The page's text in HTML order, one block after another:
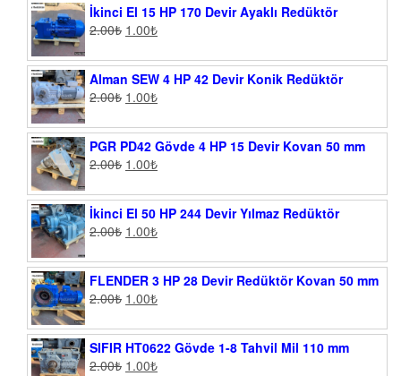
İkinci El 15 HP 170 Devir Ayaklı Redüktör
2.00₺ 1.00₺
Alman SEW 4 HP 42 Devir Konik Redüktör
2.00₺ 1.00₺
PGR PD42 Gövde 4 HP 15 Devir Kovan 50 mm
2.00₺ 1.00₺
İkinci El 50 HP 244 Devir Yılmaz Redüktör
2.00₺ 1.00₺
FLENDER 3 HP 28 Devir Redüktör Kovan 50 mm
2.00₺ 1.00₺
SIFIR HT0622 Gövde 1-8 Tahvil Mil 110 mm
2.00₺ 1.00₺